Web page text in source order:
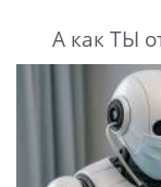
А как ТЫ